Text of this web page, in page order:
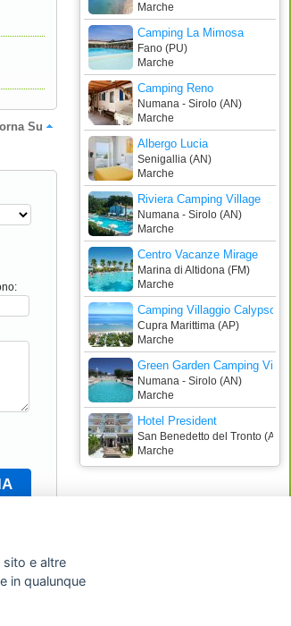
Su
Marche
Camping La Mimosa
Fano (PU)
Marche
Camping Reno
Numana - Sirolo (AN)
Marche
Albergo Lucia
Senigallia (AN)
Marche
Riviera Camping Village
Numana - Sirolo (AN)
Marche
Centro Vacanze Mirage
Marina di Altidona (FM)
Marche
Camping Villaggio Calypso
Cupra Marittima (AP)
Marche
Green Garden Camping Village
Numana - Sirolo (AN)
Marche
Hotel President
San Benedetto del Tronto (AP)
Marche
sito e altre
in qualunque